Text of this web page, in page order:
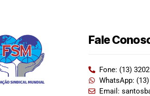
Fale
Fone: (13)
WhatsApp:
Email: